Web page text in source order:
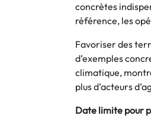
concrètes
référence, les
Favoriser des
d’exemples
climatique,
plus d’acteurs
Date limite pour